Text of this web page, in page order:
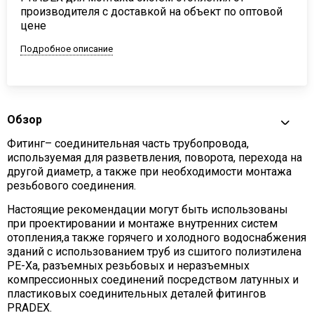
производителя с доставкой на объект по оптовой
цене
Подробное описание
Обзор
Фитинг– соединительная часть трубопровода,
используемая для разветвления, поворота, перехода на
другой диаметр, а также при необходимости монтажа
резьбового соединения.
Настоящие рекомендации могут быть использованы
при проектировании и монтаже внутренних систем
отопления,а также горячего и холодного водоснабжения
зданий с использованием труб из сшитого полиэтилена
PE-Xa, разъемных резьбовых и неразъемных
компрессионных соединений посредством латунных и
пластиковых соединительных деталей фитингов
PRADEX.